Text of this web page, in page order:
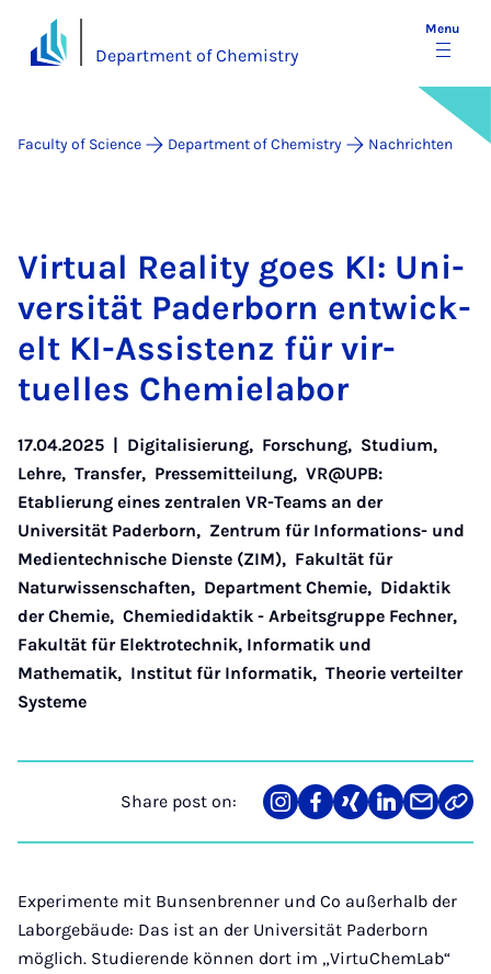
Department of Chemistry
Menu
Faculty of Science Department of Chemistry Nachrichten
Vir­tu­al Real­ity goes KI: Uni­
versität Pader­born en­twick­
elt KI-As­sistenz für vir­
tuelles Chemielabor
17.04.2025 | Digitalisierung, Forschung, Studium,
Lehre, Transfer, Pressemitteilung, VR@UPB:
Etablierung eines zentralen VR-Teams an der
Universität Paderborn, Zentrum für Informations- und
Medientechnische Dienste (ZIM), Fakultät für
Naturwissenschaften, Department Chemie, Didaktik
der Chemie, Chemiedidaktik - Arbeitsgruppe Fechner,
Fakultät für Elektrotechnik, Informatik und
Mathematik, Institut für Informatik, Theorie verteilter
Systeme
Share post on:
Share
on
Teilen
auf
Teilen
auf
Teilen
auf
Teilen
über
Mail
Link
Experimente mit Bunsenbrenner und Co außerhalb der
Laborgebäude: Das ist an der Universität Paderborn
möglich. Studierende können dort im „VirtuChemLab“